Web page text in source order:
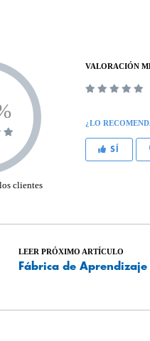
clientes
VALORACIÓN
¿LO
SÍ
LEER PRÓXIMO ARTÍCULO
Fábrica de Aprendizaje